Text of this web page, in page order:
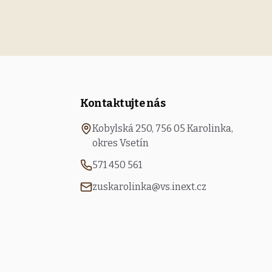
Kontaktujte nás
Kobylská 250, 756 05 Karolinka,
okres Vsetín
571 450 561
zuskarolinka@vs.inext.cz